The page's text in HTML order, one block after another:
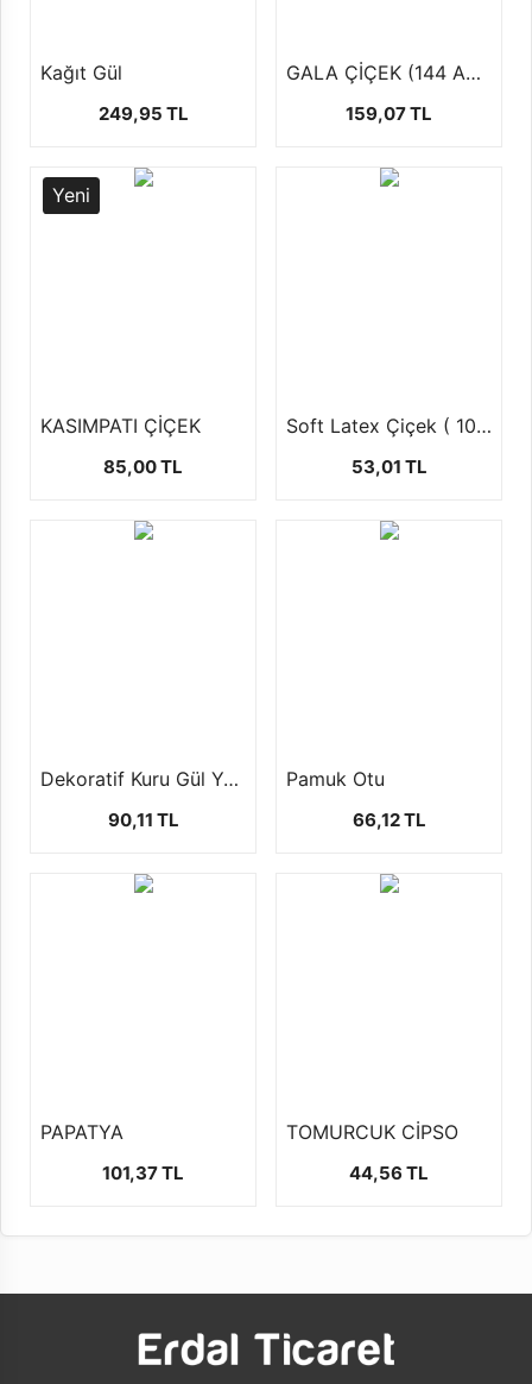
Kağıt Gül
249,95 TL
GALA ÇİÇEK (144 AD )
159,07 TL
Yeni
KASIMPATI ÇİÇEK
85,00 TL
Soft Latex Çiçek ( 10 AD )
53,01 TL
Dekoratif Kuru Gül Yaprağı
90,11 TL
Pamuk Otu
66,12 TL
PAPATYA
101,37 TL
TOMURCUK CİPSO
44,56 TL